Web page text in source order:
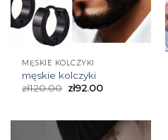
MĘSKIE KOLCZYKI
męskie kolczyki
zł120.00 zł92.00